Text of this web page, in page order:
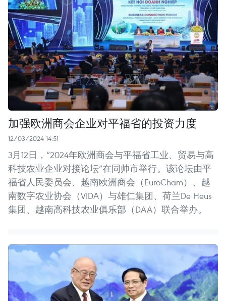
加强欧洲商会企业对平福省的投资力度
12/03/2024 14:51
3月12日，“2024年欧洲商会与平福省工业、贸易与高
科技农业企业对接论坛”在同帅市举行。该论坛由平
福省人民委员会、越南欧洲商会（EuroCham）、越
南数字农业协会（VIDA）与雄仁集团、荷兰De Heus
集团、越南高科技农业俱乐部（DAA）联合举办。